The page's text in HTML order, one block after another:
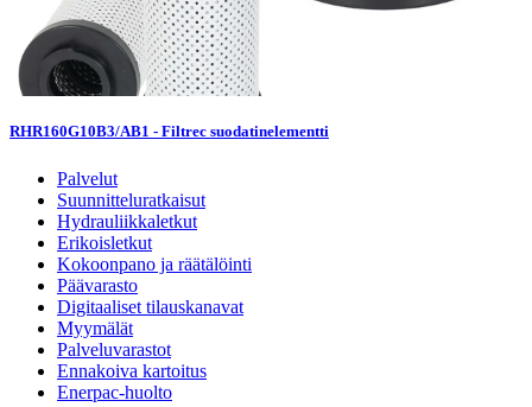
RHR160G10B3/AB1 - Filtrec suodatinelementti
Palvelut
Suunnitteluratkaisut
Hydrauliikkaletkut
Erikoisletkut
Kokoonpano ja räätälöinti
Päävarasto
Digitaaliset tilauskanavat
Myymälät
Palveluvarastot
Ennakoiva kartoitus
Enerpac-huolto